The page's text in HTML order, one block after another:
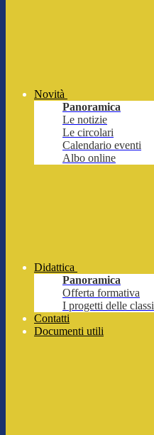
Novità
Panoramica
Le notizie
Le circolari
Calendario eventi
Albo online
Didattica
Panoramica
Offerta formativa
I progetti delle classi
Contatti
Documenti utili